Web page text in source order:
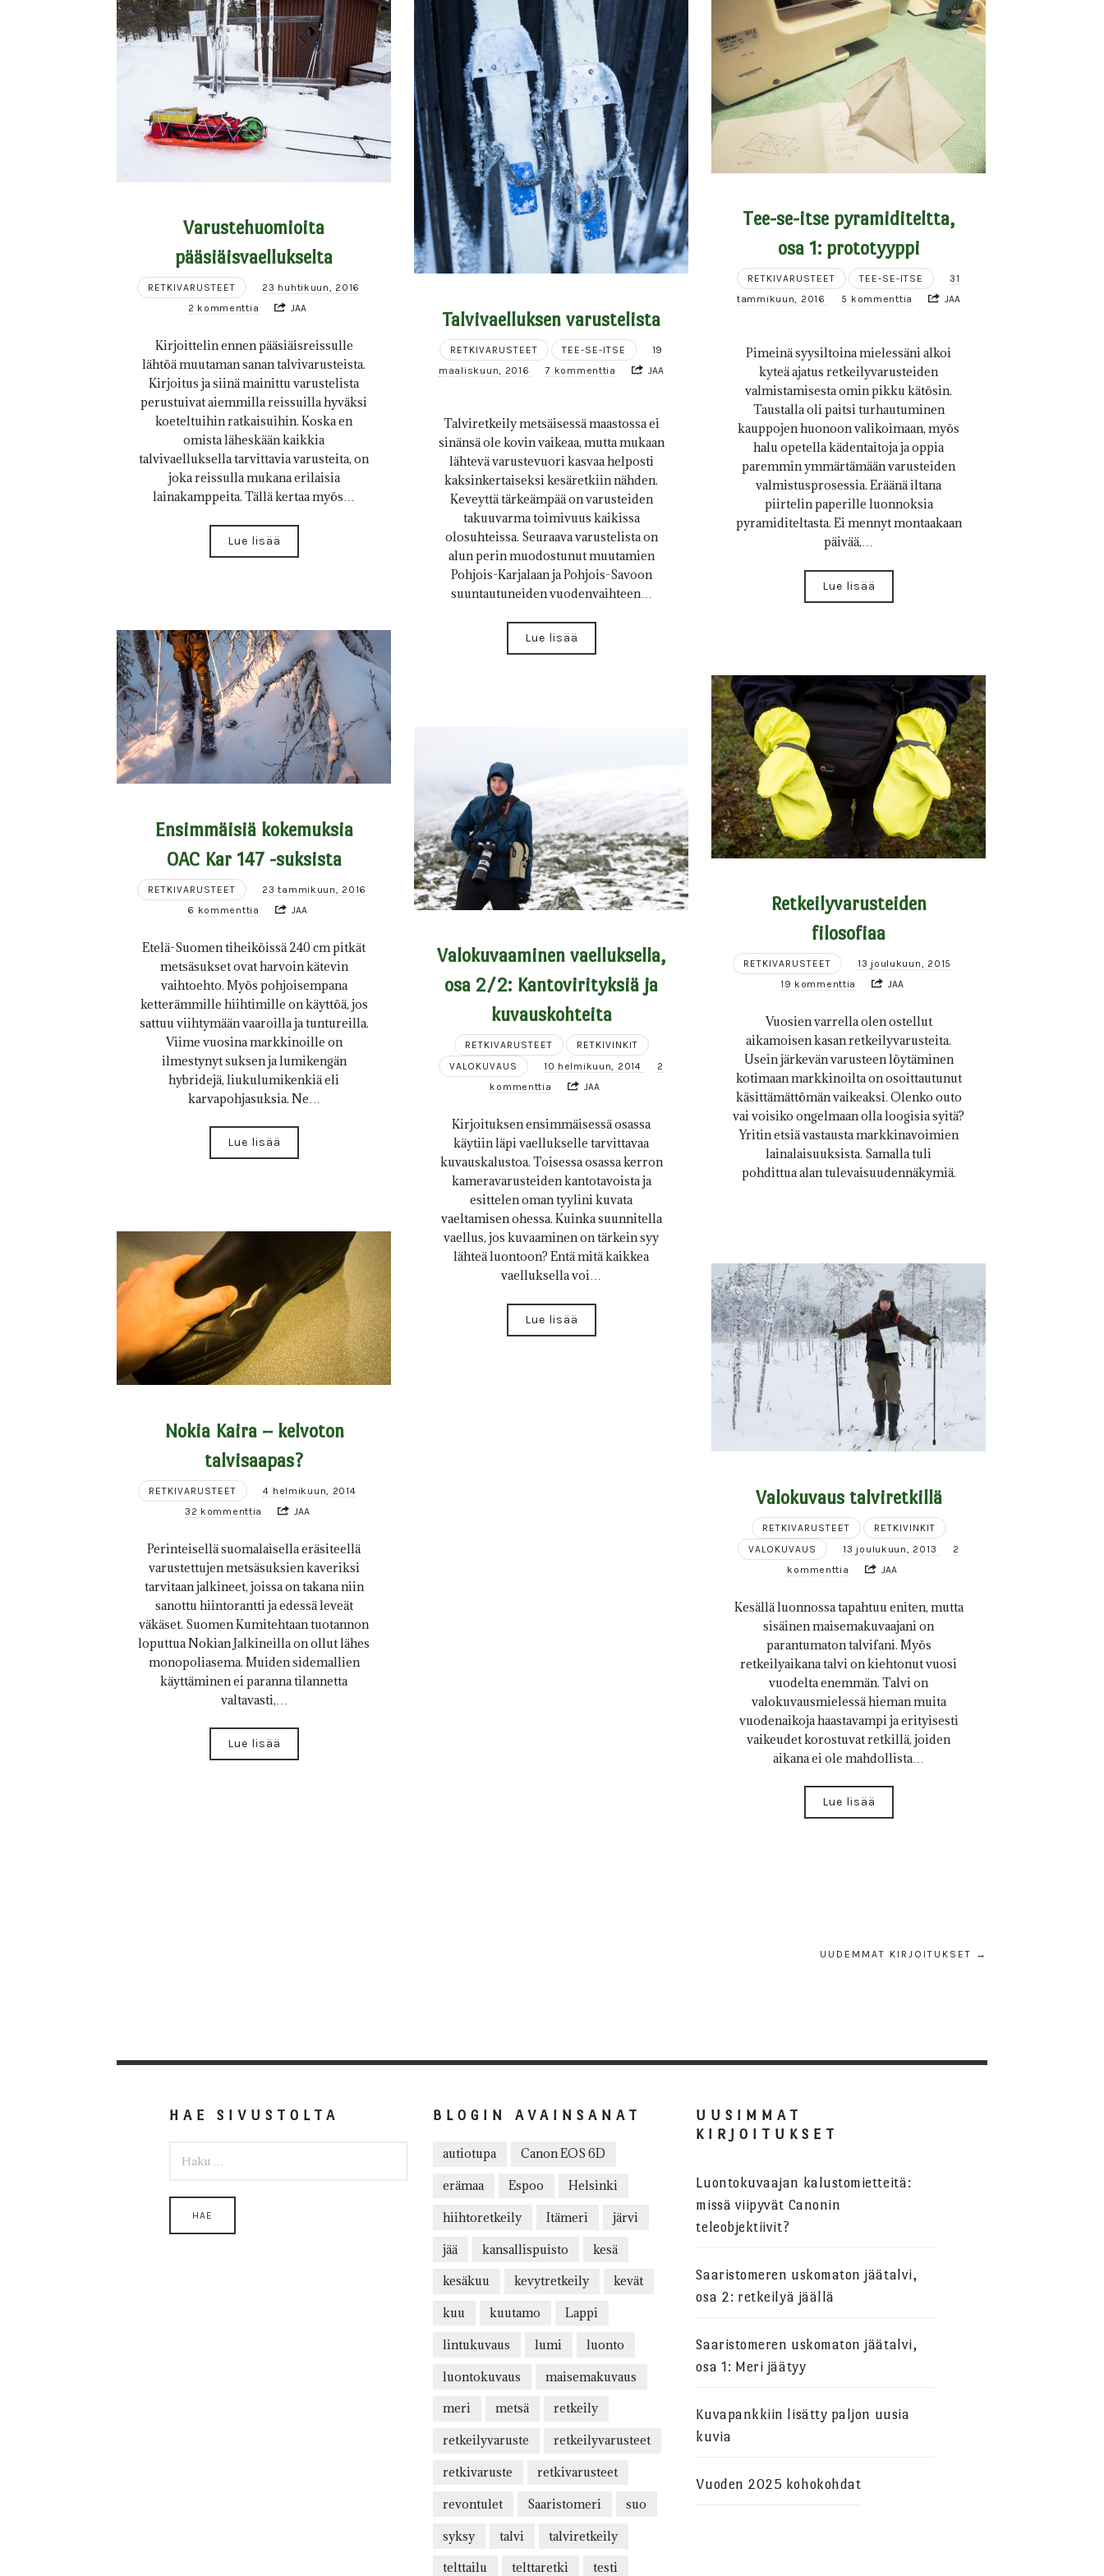
Varustehuomioita
pääsiäisvaellukselta
RETKIVARUSTEET
23 huhtikuun, 2016
2 kommenttia
JAA
Kirjoittelin ennen pääsiäisreissulle
lähtöä muutaman sanan talvivarusteista.
Kirjoitus ja siinä mainittu varustelista
perustuivat aiemmilla reissuilla hyväksi
koeteltuihin ratkaisuihin. Koska en
omista läheskään kaikkia
talvivaelluksella tarvittavia varusteita, on
joka reissulla mukana erilaisia
lainakamppeita. Tällä kertaa myös…
Lue lisää
Talvivaelluksen varustelista
RETKIVARUSTEET TEE-SE-ITSE
19
maaliskuun, 2016
7 kommenttia JAA
Talviretkeily metsäisessä maastossa ei
sinänsä ole kovin vaikeaa, mutta mukaan
lähtevä varustevuori kasvaa helposti
kaksinkertaiseksi kesäretkiin nähden.
Keveyttä tärkeämpää on varusteiden
takuuvarma toimivuus kaikissa
olosuhteissa. Seuraava varustelista on
alun perin muodostunut muutamien
Pohjois-Karjalaan ja Pohjois-Savoon
suuntautuneiden vuodenvaihteen…
Lue lisää
Tee-se-itse pyramiditeltta,
osa 1: prototyyppi
RETKIVARUSTEET TEE-SE-ITSE
31
tammikuun, 2016
5 kommenttia JAA
Pimeinä syysiltoina mielessäni alkoi
kyteä ajatus retkeilyvarusteiden
valmistamisesta omin pikku kätösin.
Taustalla oli paitsi turhautuminen
kauppojen huonoon valikoimaan, myös
halu opetella kädentaitoja ja oppia
paremmin ymmärtämään varusteiden
valmistusprosessia. Eräänä iltana
piirtelin paperille luonnoksia
pyramiditeltasta. Ei mennyt montaakaan
päivää,…
Lue lisää
Ensimmäisiä kokemuksia
OAC Kar 147 -suksista
RETKIVARUSTEET
23 tammikuun, 2016
6 kommenttia
JAA
Etelä-Suomen tiheiköissä 240 cm pitkät
metsäsukset ovat harvoin kätevin
vaihtoehto. Myös pohjoisempana
ketterämmille hiihtimille on käyttöä, jos
sattuu viihtymään vaaroilla ja tuntureilla.
Viime vuosina markkinoille on
ilmestynyt suksen ja lumikengän
hybridejä, liukulumikenkiä eli
karvapohjasuksia. Ne…
Lue lisää
Retkeilyvarusteiden
filosofiaa
RETKIVARUSTEET
13 joulukuun, 2015
19 kommenttia
JAA
Vuosien varrella olen ostellut
aikamoisen kasan retkeilyvarusteita.
Usein järkevän varusteen löytäminen
kotimaan markkinoilta on osoittautunut
käsittämättömän vaikeaksi. Olenko outo
vai voisiko ongelmaan olla loogisia syitä?
Yritin etsiä vastausta markkinavoimien
lainalaisuuksista. Samalla tuli
pohdittua alan tulevaisuudennäkymiä.
Valokuvaaminen vaelluksella,
osa 2/2: Kantovirityksiä ja
kuvauskohteita
RETKIVARUSTEET
RETKIVINKIT
VALOKUVAUS
10 helmikuun, 2014
2
kommenttia
JAA
Kirjoituksen ensimmäisessä osassa
käytiin läpi vaellukselle tarvittavaa
kuvauskalustoa. Toisessa osassa kerron
kameravarusteiden kantotavoista ja
esittelen oman tyylini kuvata
vaeltamisen ohessa. Kuinka suunnitella
vaellus, jos kuvaaminen on tärkein syy
lähteä luontoon? Entä mitä kaikkea
vaelluksella voi…
Lue lisää
Nokia Kaira – kelvoton
talvisaapas?
RETKIVARUSTEET
4 helmikuun, 2014
32 kommenttia
JAA
Perinteisellä suomalaisella eräsiteellä
varustettujen metsäsuksien kaveriksi
tarvitaan jalkineet, joissa on takana niin
sanottu hiintorantti ja edessä leveät
väkäset. Suomen Kumitehtaan tuotannon
loputtua Nokian Jalkineilla on ollut lähes
monopoliasema. Muiden sidemallien
käyttäminen ei paranna tilannetta
valtavasti,…
Lue lisää
Valokuvaus talviretkillä
RETKIVARUSTEET
RETKIVINKIT
VALOKUVAUS
13 joulukuun, 2013
2
kommenttia
JAA
Kesällä luonnossa tapahtuu eniten, mutta
sisäinen maisemakuvaajani on
parantumaton talvifani. Myös
retkeilyaikana talvi on kiehtonut vuosi
vuodelta enemmän. Talvi on
valokuvausmielessä hieman muita
vuodenaikoja haastavampi ja erityisesti
vaikeudet korostuvat retkillä, joiden
aikana ei ole mahdollista…
Lue lisää
UUDEMMAT KIRJOITUKSET →
HAE SIVUSTOLTA BLOGIN AVAINSANAT
autiotupa Canon EOS 6D
erämaa Espoo Helsinki
hiihtoretkeily Itämeri järvi
jää kansallispuisto kesä
kesäkuu kevytretkeily kevät
kuu kuutamo Lappi
lintukuvaus lumi luonto
luontokuvaus maisemakuvaus
meri metsä retkeily
retkeilyvaruste retkeilyvarusteet
retkivaruste retkivarusteet
revontulet Saaristomeri suo
syksy talvi talviretkeily
telttailu telttaretki testi
UUSIMMAT
KIRJOITUKSET
Luontokuvaajan kalustomietteitä:
missä viipyvät Canonin
teleobjektiivit?
Saaristomeren uskomaton jäätalvi,
osa 2: retkeilyä jäällä
Saaristomeren uskomaton jäätalvi,
osa 1: Meri jäätyy
Kuvapankkiin lisätty paljon uusia
kuvia
Vuoden 2025 kohokohdat